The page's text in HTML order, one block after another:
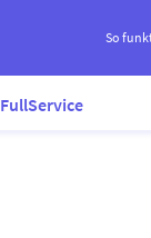
So
FullService